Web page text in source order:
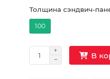
Толщина сэндвич-
100
В